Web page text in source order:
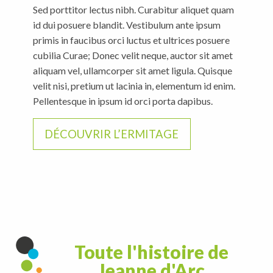
ut lacinia in, elementum id enim. Pellentesque in ipsum
id orci porta dapibus. Vestibulum ante ipsum primis in
faucibus orci.
DÉCOUVRIR LA BASILIQUE
Sed porttitor lectus nibh. Curabitur aliquet quam
id dui posuere blandit. Vestibulum ante ipsum
primis in faucibus orci luctus et ultrices posuere
cubilia Curae; Donec velit neque, auctor sit amet
aliquam vel, ullamcorper sit amet ligula. Quisque
velit nisi, pretium ut lacinia in, elementum id enim.
Pellentesque in ipsum id orci porta dapibus.
DÉCOUVRIR L’ERMITAGE
Toute l'histoire de